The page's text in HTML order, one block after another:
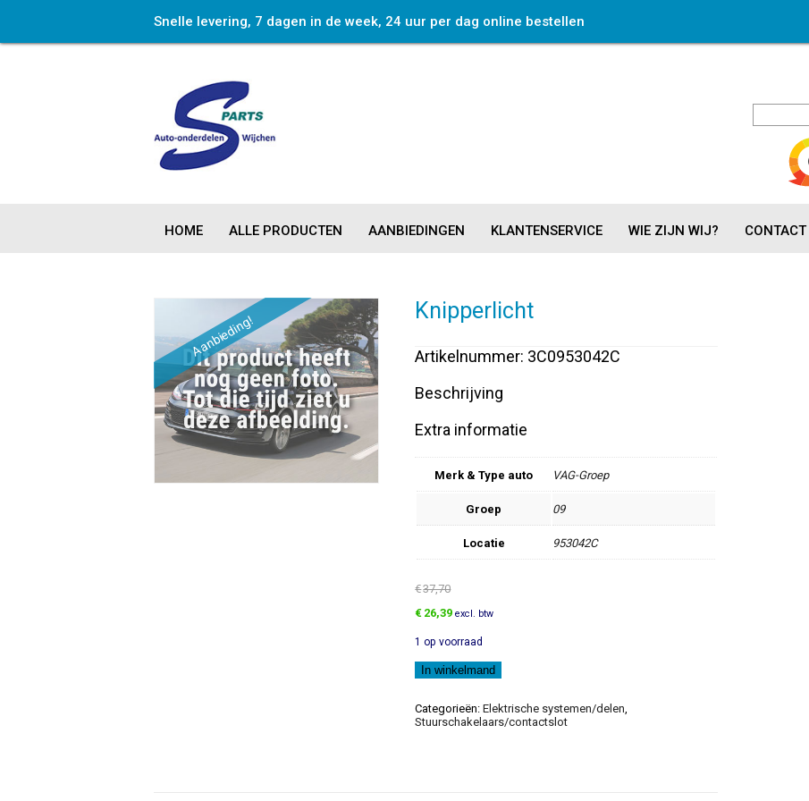
Snelle levering, 7 dagen in de week, 24 uur per dag online bestellen
HOME ALLE PRODUCTEN AANBIEDINGEN KLANTENSERVICE WIE ZIJN WIJ? CONTACT
Aanbieding!
Knipperlicht
Artikelnummer: 3C0953042C
Beschrijving
Extra informatie
Merk & Type auto VAG-Groep
Groep 09
Locatie 953042C
€37,70
Oorspronkelijke
was:
€37,70.
€ 26,39Huidige
is:
€26,39.
excl. btw
1 op voorraad
Knipperlicht
aantal
In winkelmand
Categorieën:Elektrische systemen/delen
Stuurschakelaars/contactslot